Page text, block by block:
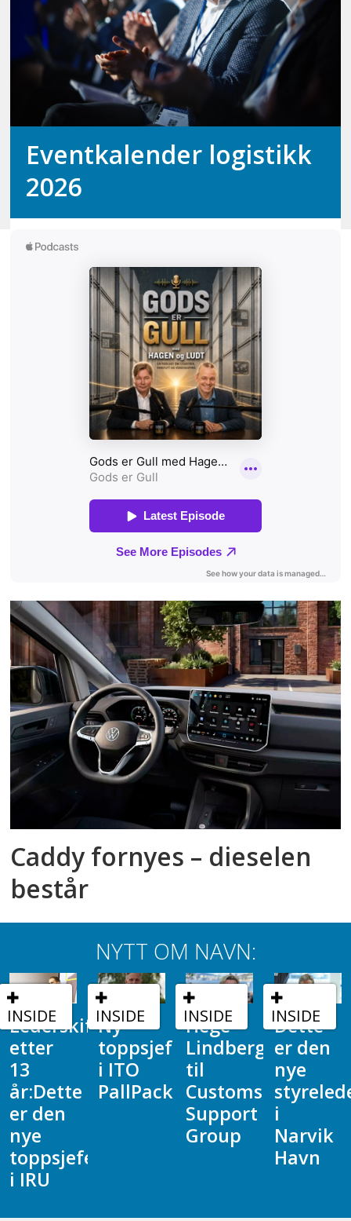
Eventkalender logistikk
2026
Caddy fornyes – dieselen
består
NYTT OM NAVN:
INSIDE
Ny
toppsjef
i ITO
PallPack
INSIDE
Hege
Lindberg
til
Customs
INSIDE
Dette
er den
nye
styrelederen
i
Narvik
INSIDE
NHO
LT
styrker
laget